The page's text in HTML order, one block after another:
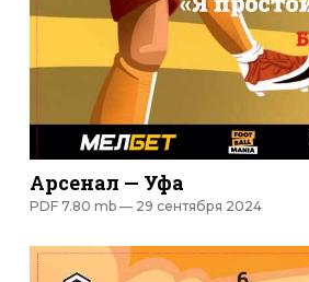
Арсенал — Уфа
PDF 7.80 mb — 29 сентября 2024